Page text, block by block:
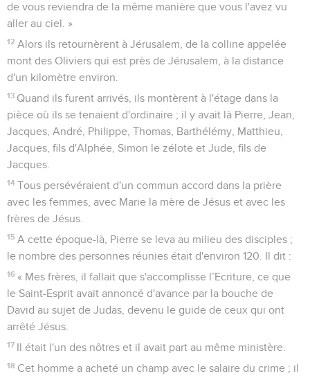
de vous reviendra de la même manière que vous l'avez vu
aller au ciel. »
12 Alors ils retournèrent à Jérusalem, de la colline appelée
mont des Oliviers qui est près de Jérusalem, à la distance
d'un kilomètre environ.
13 Quand ils furent arrivés, ils montèrent à l'étage dans la
pièce où ils se tenaient d'ordinaire ; il y avait là Pierre, Jean,
Jacques, André, Philippe, Thomas, Barthélémy, Matthieu,
Jacques, fils d'Alphée, Simon le zélote et Jude, fils de
Jacques.
14 Tous persévéraient d'un commun accord dans la prière
avec les femmes, avec Marie la mère de Jésus et avec les
frères de Jésus.
15 A cette époque-là, Pierre se leva au milieu des disciples ;
le nombre des personnes réunies était d'environ 120. Il dit :
16 « Mes frères, il fallait que s'accomplisse l’Ecriture, ce que
le Saint-Esprit avait annoncé d'avance par la bouche de
David au sujet de Judas, devenu le guide de ceux qui ont
arrêté Jésus.
17 Il était l'un des nôtres et il avait part au même ministère.
18 Cet homme a acheté un champ avec le salaire du crime ; il